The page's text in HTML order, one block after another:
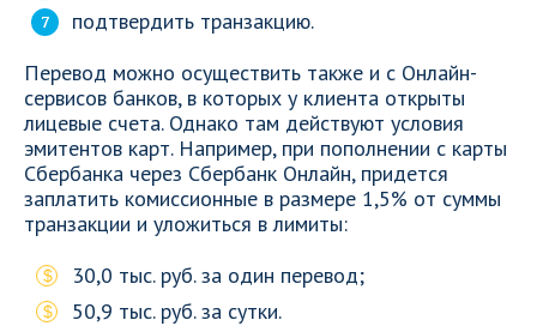
подтвердить транзакцию.
Перевод можно осуществить также и с Онлайн-
сервисов банков, в которых у клиента открыты
лицевые счета. Однако там действуют условия
эмитентов карт. Например, при пополнении с карты
Сбербанка через Сбербанк Онлайн, придется
заплатить комиссионные в размере 1,5% от суммы
транзакции и уложиться в лимиты:
30,0 тыс. руб. за один перевод;
50,9 тыс. руб. за сутки.